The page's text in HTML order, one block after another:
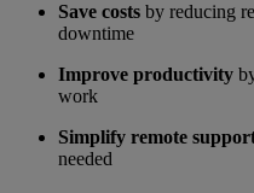
Save costs by reducing
downtime
Improve productivity
work
Simplify remote
needed